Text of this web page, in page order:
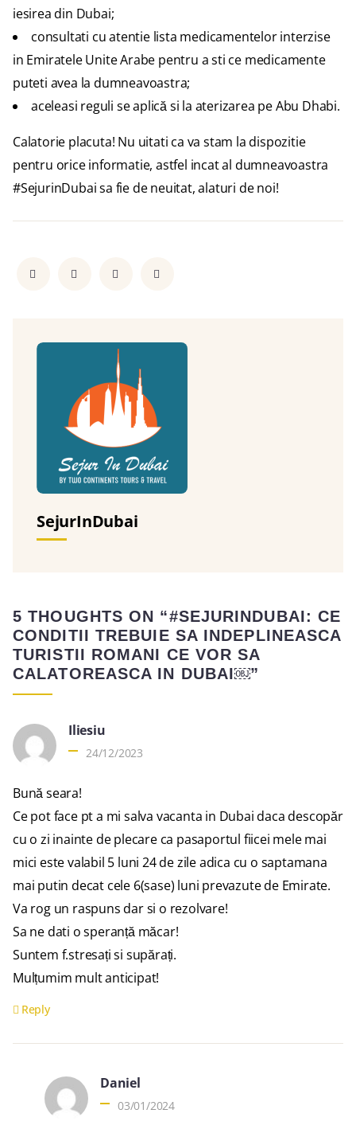
iesirea din Dubai;
consultati cu atentie lista medicamentelor interzise
in Emiratele Unite Arabe pentru a sti ce medicamente
puteti avea la dumneavoastra;
aceleasi reguli se aplică si la aterizarea pe Abu Dhabi.
Calatorie placuta! Nu uitati ca va stam la dispozitie
pentru orice informatie, astfel incat al dumneavoastra
#SejurinDubai sa fie de neuitat, alaturi de noi!
SejurInDubai
5 THOUGHTS ON “#SEJURINDUBAI: CE
CONDITII TREBUIE SA INDEPLINEASCA
TURISTII ROMANI CE VOR SA
CALATOREASCA IN DUBAI￼”
Iliesiu
24/12/2023
Bună seara!
Ce pot face pt a mi salva vacanta in Dubai daca descopăr
cu o zi inainte de plecare ca pasaportul fiicei mele mai
mici este valabil 5 luni 24 de zile adica cu o saptamana
mai putin decat cele 6(sase) luni prevazute de Emirate.
Va rog un raspuns dar si o rezolvare!
Sa ne dati o speranță măcar!
Suntem f.stresați si supărați.
Mulțumim mult anticipat!
Reply
Daniel
03/01/2024